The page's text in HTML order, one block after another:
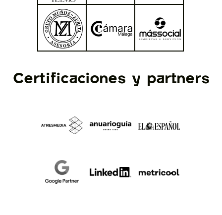
Certificaciones y partners